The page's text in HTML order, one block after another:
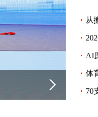
从
AI
体
70